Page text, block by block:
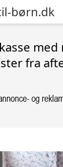
børn.dk
med
fra